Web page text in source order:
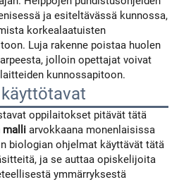
ja esiteltävässä kunnossa,
korkealaatuisten
Luja rakenne poistaa huolen
jolloin opettajat voivat
kunnossapitoon.
oppilaitokset pitävät tätä
malli arvokkaana monenlaisissa
biologian ohjelmat käyttävät tätä
ja se auttaa opiskelijoita
ymmärryksestä